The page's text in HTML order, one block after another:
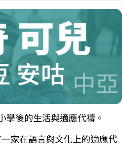
學後的生活與適應代禱。
家在語言與文化上的適應代